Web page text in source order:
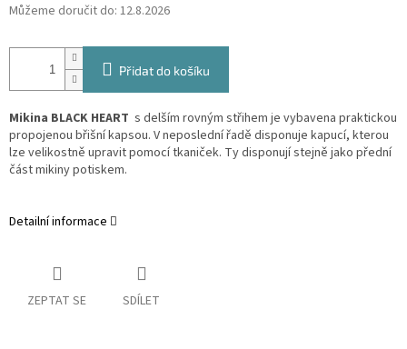
Můžeme doručit do: 12.8.2026
Přidat do košíku
Mikina BLACK HEART s delším rovným střihem je vybavena praktickou
propojenou břišní kapsou. V neposlední řadě disponuje kapucí, kterou
lze velikostně upravit pomocí tkaniček. Ty disponují stejně jako přední
část mikiny potiskem.
Detailní informace
ZEPTAT SE SDÍLET